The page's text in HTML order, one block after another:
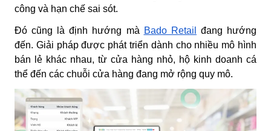
công và hạn chế sai sót.
Đó cũng là định hướng mà Bado Retail
đang hướng
đến. Giải pháp được phát triển dành cho nhiều mô hình
bán lẻ khác nhau, từ cửa hàng nhỏ, hộ kinh doanh cá
thể đến các chuỗi cửa hàng đang mở rộng quy mô.